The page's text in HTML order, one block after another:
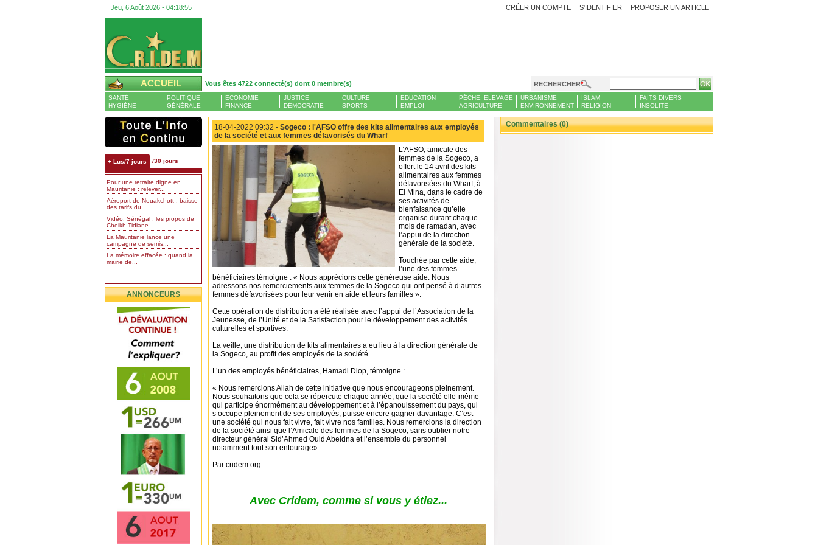
Jeu, 6 Août 2026 - 04:18:56 PROPOSER UN ARTICLE
CRÉER UN COMPTE S'IDENTIFIER
ACCUEIL Vous êtes 4722 connecté(s) dont 0 membre(s) RECHERCHER
SANTÉ
HYGIÈNE
POLITIQUE
GÉNÉRALE
ECONOMIE
FINANCE
JUSTICE
DÉMOCRATIE
CULTURE
SPORTS
EDUCATION
EMPLOI
PÊCHE, ELEVAGE
AGRICULTURE
URBANISME
ENVIRONNEMENT
ISLAM
RELIGION
FAITS DIVERS
INSOLITE
+ Lus/7 jours /30 jours
Pour une retraite digne en
Mauritanie : relever...
Aéroport de Nouakchott : baisse
des tarifs du...
Vidéo. Sénégal : les propos de
Cheikh Tidiane...
La Mauritanie lance une
campagne de semis...
La mémoire effacée : quand la
mairie de...
ANNONCEURS
18-04-2022 09:32 - Sogeco : l'AFSO offre des kits alimentaires aux employés
de la société et aux femmes défavorisés du Wharf
L’AFSO, amicale des
femmes de la Sogeco, a
offert le 14 avril des kits
alimentaires aux femmes
défavorisées du Wharf, à
El Mina, dans le cadre de
ses activités de
bienfaisance qu’elle
organise durant chaque
mois de ramadan, avec
l’appui de la direction
générale de la société.
Touchée par cette aide,
l’une des femmes
bénéficiaires témoigne : « Nous apprécions cette généreuse aide. Nous
adressons nos remerciements aux femmes de la Sogeco qui ont pensé à d’autres
femmes défavorisées pour leur venir en aide et leurs familles ».
Cette opération de distribution a été réalisée avec l’appui de l’Association de la
Jeunesse, de l’Unité et de la Satisfaction pour le développement des activités
culturelles et sportives.
La veille, une distribution de kits alimentaires a eu lieu à la direction générale de
la Sogeco, au profit des employés de la société.
L’un des employés bénéficiaires, Hamadi Diop, témoigne :
« Nous remercions Allah de cette initiative que nous encourageons pleinement.
Nous souhaitons que cela se répercute chaque année, que la société elle-même
qui participe énormément au développement et à l’épanouissement du pays, qui
s’occupe pleinement de ses employés, puisse encore gagner davantage. C’est
une société qui nous fait vivre, fait vivre nos familles. Nous remercions la direction
de la société ainsi que l’Amicale des femmes de la Sogeco, sans oublier notre
directeur général Sid’Ahmed Ould Abeidna et l’ensemble du personnel
notamment tout son entourage».
Par cridem.org
---
Avec Cridem, comme si vous y étiez...
Commentaires (0)